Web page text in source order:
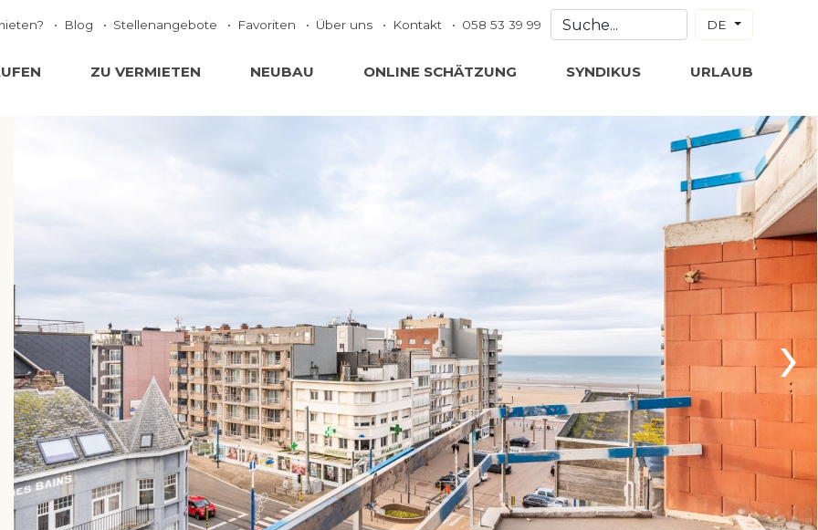
Blog Stellenangebote Favoriten Über uns Kontakt 058 53 39 99 DE
ZU VERMIETEN NEUBAU ONLINE SCHÄTZUNG SYNDIKUS URLAUB
›